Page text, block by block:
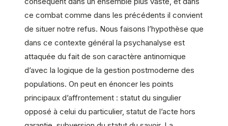
ce combat comme dans les précédents il convient
de situer notre refus. Nous faisons l’hypothèse que
dans ce contexte général la psychanalyse est
attaquée du fait de son caractère antinomique
d’avec la logique de la gestion postmoderne des
populations. On peut en énoncer les points
principaux d’affrontement : statut du singulier
opposé à celui du particulier, statut de l’acte hors